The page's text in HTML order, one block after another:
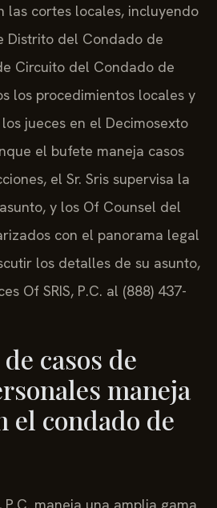
las cortes locales, incluyendo
Distrito del Condado de
Circuito del Condado de
los procedimientos locales y
jueces en el Decimosexto
el bufete maneja casos
el Sr. Sris supervisa la
y los Of Counsel del
con el panorama legal
los detalles de su asunto,
Of SRIS, P.C. al (888) 437-
casos de
maneja
el condado de